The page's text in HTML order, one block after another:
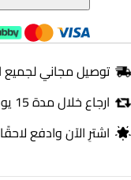
توصيل مجاني لجميع
ارجاع خلال مدة 15 يوم مجانا
اشترِ الآن وادفع